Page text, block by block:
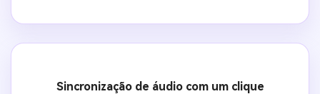
Sincronização de áudio com um clique